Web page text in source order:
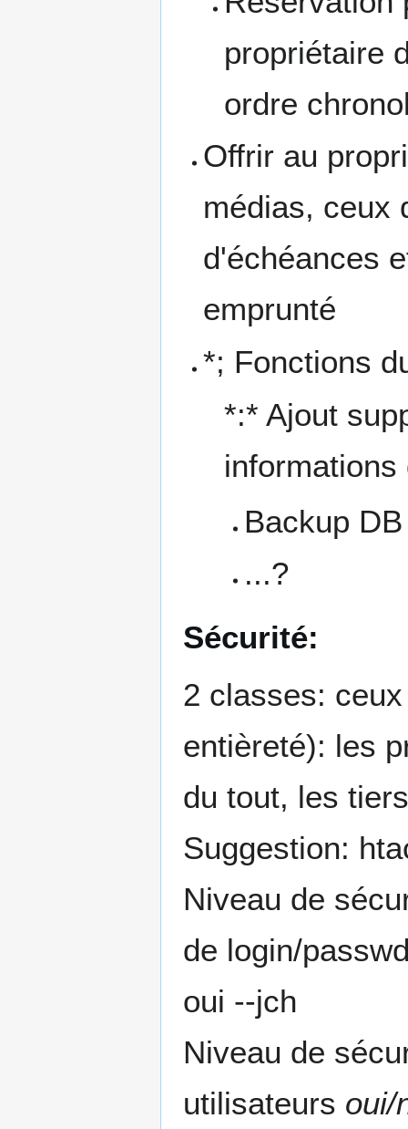
propriétaire
ordre
Offrir au
médias, ceux
d'échéances
emprunté
*; Fonctions
*:* Ajout
Backup DB
...?
Sécurité:
2 classes:
entièreté): les
du tout, les
Suggestion:
Niveau de
de login/
oui --jch
Niveau de
utilisateurs oui/